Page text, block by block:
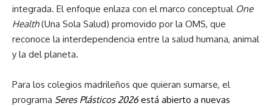
integrada. El enfoque enlaza con el marco conceptual One
Health(Una Sola Salud) promovido por la OMS, que
reconoce la interdependencia entre la salud humana, animal
y la del planeta.
Para los colegios madrileños que quieran sumarse, el
programa Seres Plásticos 2026está abierto a nuevas